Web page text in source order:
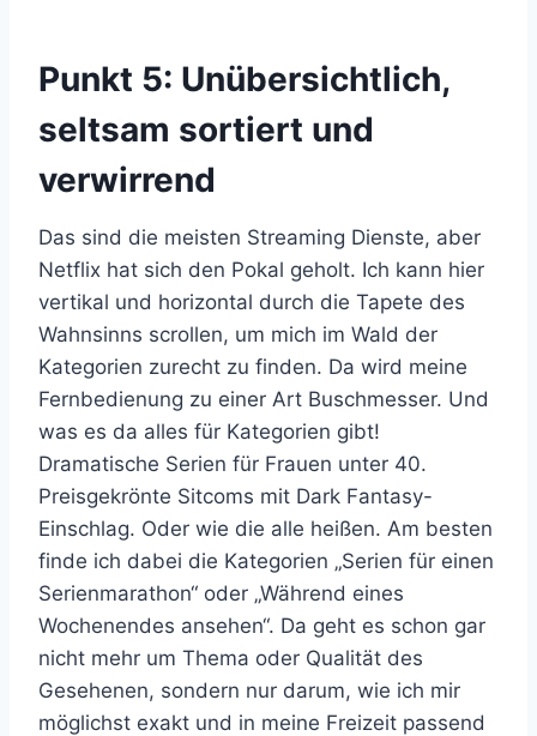
Punkt 5: Unübersichtlich,
seltsam sortiert und
verwirrend
Das sind die meisten Streaming Dienste, aber
Netflix hat sich den Pokal geholt. Ich kann hier
vertikal und horizontal durch die Tapete des
Wahnsinns scrollen, um mich im Wald der
Kategorien zurecht zu finden. Da wird meine
Fernbedienung zu einer Art Buschmesser. Und
was es da alles für Kategorien gibt!
Dramatische Serien für Frauen unter 40.
Preisgekrönte Sitcoms mit Dark Fantasy-
Einschlag. Oder wie die alle heißen. Am besten
finde ich dabei die Kategorien „Serien für einen
Serienmarathon“ oder „Während eines
Wochenendes ansehen“. Da geht es schon gar
nicht mehr um Thema oder Qualität des
Gesehenen, sondern nur darum, wie ich mir
möglichst exakt und in meine Freizeit passend